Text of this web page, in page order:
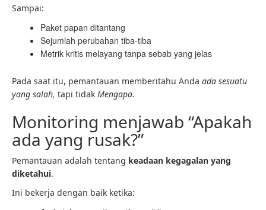
Sampai:
Paket papan ditantang
Sejumlah perubahan tiba-tiba
Metrik kritis melayang tanpa sebab yang jelas
Pada saat itu, pemantauan memberitahu Anda ada sesuatu
yang salah, tapi tidak Mengapa.
Monitoring menjawab “Apakah
ada yang rusak?”
Pemantauan adalah tentang keadaan kegagalan yang
diketahui.
Ini bekerja dengan baik ketika: